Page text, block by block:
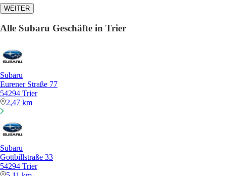
WEITER
Alle Subaru Geschäfte in Trier
Subaru
Eurener Straße 77
54294 Trier
2,47 km
Subaru
Gottbillstraße 33
54294 Trier